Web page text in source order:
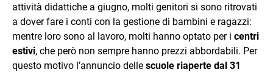
attività didattiche a giugno, molti genitori si sono ritrovati
a dover fare i conti con la gestione di bambini e ragazzi:
mentre loro sono al lavoro, molti hanno optato per i centri
estivi, che però non sempre hanno prezzi abbordabili. Per
questo motivo l’annuncio delle scuole riaperte dal 31